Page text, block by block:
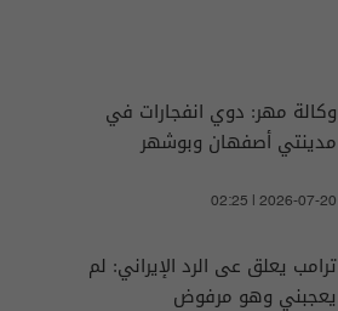
وكالة مهر: دوي انفجارات في
مدينتي أصفهان وبوشهر
02:25 | 2026-07-20
ترامب يعلق عى الرد الإيراني: لم
يعجبني وهو مرفوض